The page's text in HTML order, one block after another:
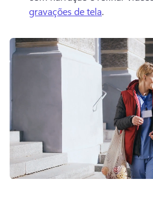
gravações de tela.